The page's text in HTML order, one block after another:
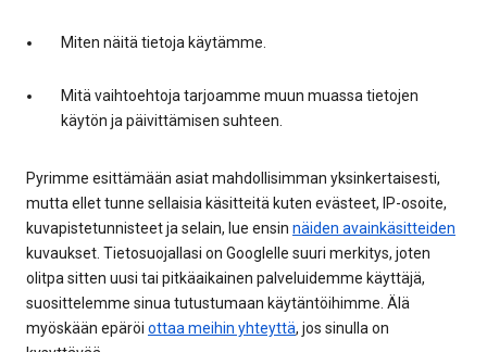
Miten näitä tietoja käytämme.
Mitä vaihtoehtoja tarjoamme muun muassa tietojen
käytön ja päivittämisen suhteen.
Pyrimme esittämään asiat mahdollisimman yksinkertaisesti,
mutta ellet tunne sellaisia käsitteitä kuten evästeet, IP-osoite,
kuvapistetunnisteet ja selain, lue ensin näiden avainkäsitteiden
kuvaukset. Tietosuojallasi on Googlelle suuri merkitys, joten
olitpa sitten uusi tai pitkäaikainen palveluidemme käyttäjä,
suosittelemme sinua tutustumaan käytäntöihimme. Älä
myöskään epäröi ottaa meihin yhteyttä, jos sinulla on